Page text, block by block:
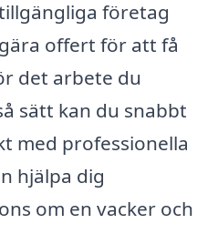
företag
offert för att få
det arbete du
sätt kan du snabbt
med professionella
hjälpa dig
om en vacker och